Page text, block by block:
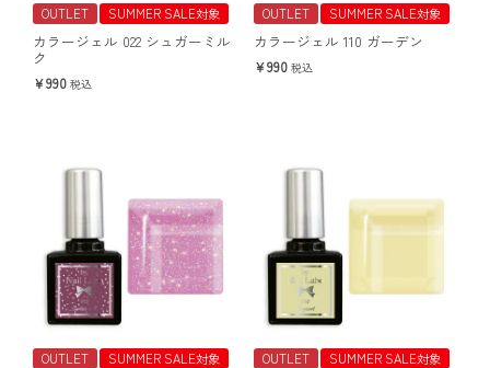
OUTLET SUMMER SALE対象
カラージェル 022 シュガーミル
ク
990 税込
OUTLET SUMMER SALE対象
カラージェル 110 ガーデン
990 税込
OUTLET SUMMER SALE対象 OUTLET SUMMER SALE対象